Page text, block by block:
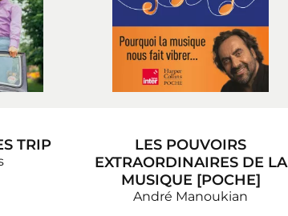
TRIP
LES POUVOIRS
EXTRAORDINAIRES DE LA
MUSIQUE [POCHE]
André Manoukian